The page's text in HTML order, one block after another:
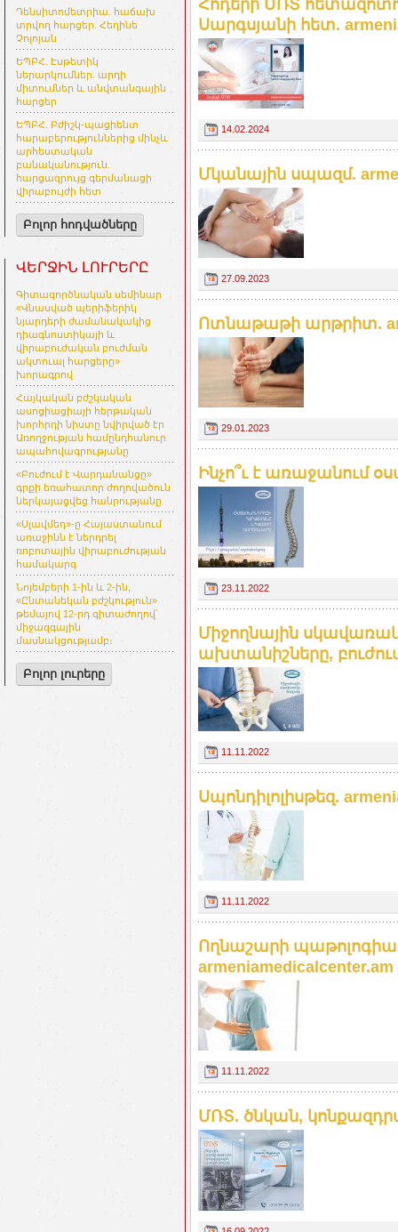
Դենսիտոմետրիա. հաճախ
տրվող հարցեր. Հեղինե
Չոլոյան
ԵՊԲՀ. Էսթետիկ
ներարկումներ. արդի
միտումներ և անվտանգային
հարցեր
ԵՊԲՀ. Բժիշկ-պացիենտ
հարաբերություններից մինչև
արհեստական
բանականություն.
հարցազրույց գերմանացի
վիրաբույժի հետ
Բոլոր հոդվածները
ՎԵՐՋԻՆ ԼՈՒՐԵՐԸ
Գիտագործնական սեմինար
«Վնասված պերիֆերիկ
նյարդերի ժամանակակից
դիագնոստիկայի և
վիրաբուժական բուժման
ակտուալ հարցերը»
խորագրով
Հայկական բժշկական
ասոցիացիայի հերթական
խորհրդի նիստը նվիրված էր
Առողջության համընդհանուր
ապահովագրությանը
«Բուժում է Վարդանանցը»
գրքի եռահատոր ժողովածուն
ներկայացվեց հանրությանը
«Սլավմեդ»-ը Հայաստանում
առաջինն է ներդրել
ռոբոտային վիրաբուժության
համակարգ
Նոյեմբերի 1-ին և 2-ին,
«Ընտանեկան բժշկություն»
թեմայով 12-րդ գիտաժողով՝
միջազգային
մասնակցությամբ։
Բոլոր լուրերը
Հոդերի ՄՌՏ
Սարգսյանի հետ.
14.02.2024
Մկանային սպազմ.
27.09.2023
Ոտնաթաթի արթրիտ.
29.01.2023
Ինչո՞ւ է առաջանում
23.11.2022
Միջողնային
ախտանիշները,
11.11.2022
Սպոնդիլոլիսթեզ.
11.11.2022
Ողնաշարի
armeniamedicalcenter.am
11.11.2022
ՄՌՏ. ծնկան,